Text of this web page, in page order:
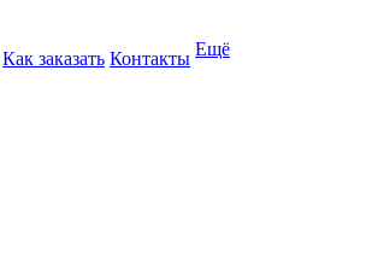
Как заказать Контакты Ещё